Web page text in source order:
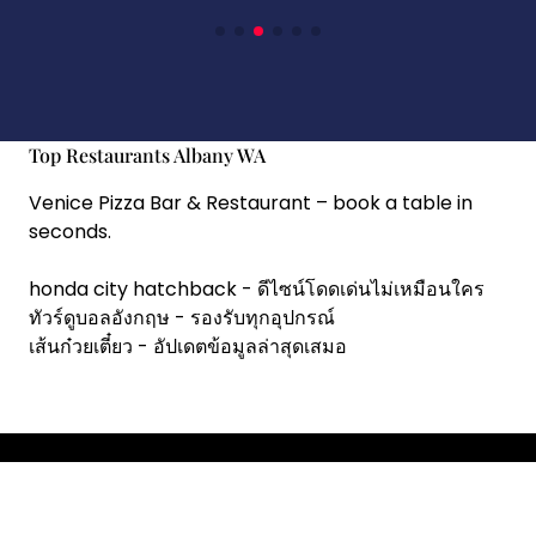
Top Restaurants Albany WA
Venice Pizza Bar & Restaurant – book a table in
seconds.
honda city hatchback - ดีไซน์โดดเด่นไม่เหมือนใคร
ทัวร์ดูบอลอังกฤษ - รองรับทุกอุปกรณ์
เส้นก๋วยเตี๋ยว - อัปเดตข้อมูลล่าสุดเสมอ